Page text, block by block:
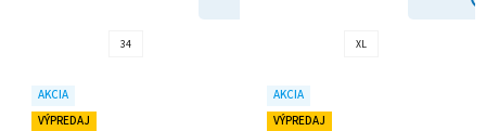
34 XL
AKCIA
VÝPREDAJ
AKCIA
VÝPREDAJ